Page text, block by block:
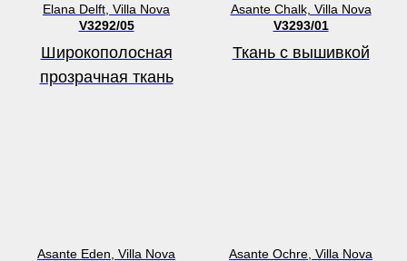
Elana Delft, Villa Nova
V3292/05
Широкополосная
прозрачная ткань
Asante Chalk, Villa Nova
V3293/01
Ткань с вышивкой
Asante Eden, Villa Nova
Asante Ochre, Villa Nova